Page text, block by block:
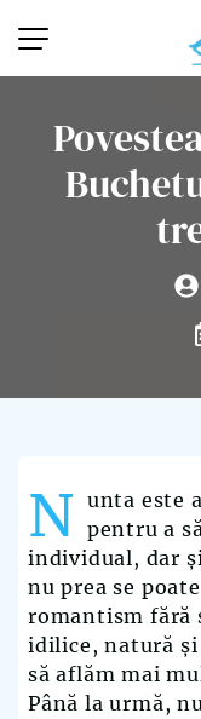
N unta este
pentru a
individual, dar
nu prea se
romantism fără
idilice, natură
să aflăm mai
Până la urmă,